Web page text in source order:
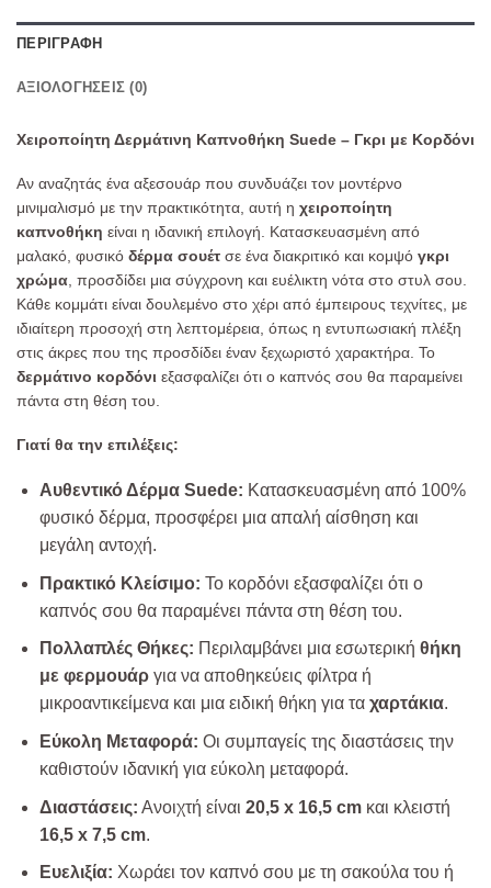
ΠΕΡΙΓΡΑΦΉ
ΑΞΙΟΛΟΓΉΣΕΙΣ (0)
Χειροποίητη Δερμάτινη Καπνοθήκη Suede – Γκρι με Κορδόνι
Αν αναζητάς ένα αξεσουάρ που συνδυάζει τον μοντέρνο
μινιμαλισμό με την πρακτικότητα, αυτή η χειροποίητη
καπνοθήκη είναι η ιδανική επιλογή. Κατασκευασμένη από
μαλακό, φυσικό δέρμα σουέτ σε ένα διακριτικό και κομψό γκρι
χρώμα , προσδίδει μια σύγχρονη και ευέλικτη νότα στο στυλ σου.
Κάθε κομμάτι είναι δουλεμένο στο χέρι από έμπειρους τεχνίτες, με
ιδιαίτερη προσοχή στη λεπτομέρεια, όπως η εντυπωσιακή πλέξη
στις άκρες που της προσδίδει έναν ξεχωριστό χαρακτήρα. Το
δερμάτινο κορδόνι εξασφαλίζει ότι ο καπνός σου θα παραμείνει
πάντα στη θέση του.
Γιατί θα την επιλέξεις:
Αυθεντικό Δέρμα Suede: Κατασκευασμένη από 100%
φυσικό δέρμα, προσφέρει μια απαλή αίσθηση και
μεγάλη αντοχή.
Πρακτικό Κλείσιμο: Το κορδόνι εξασφαλίζει ότι ο
καπνός σου θα παραμένει πάντα στη θέση του.
Πολλαπλές Θήκες: Περιλαμβάνει μια εσωτερική θήκη
με φερμουάργια να αποθηκεύεις φίλτρα ή
μικροαντικείμενα και μια ειδική θήκη για τα χαρτάκια.
Εύκολη Μεταφορά: Οι συμπαγείς της διαστάσεις την
καθιστούν ιδανική για εύκολη μεταφορά.
Διαστάσεις: Ανοιχτή είναι 20,5 x 16,5 cmκαι κλειστή
16,5 x 7,5 cm.
Ευελιξία: Χωράει τον καπνό σου με τη σακούλα του ή